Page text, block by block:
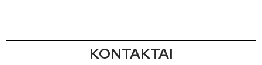
KONTAKTAI